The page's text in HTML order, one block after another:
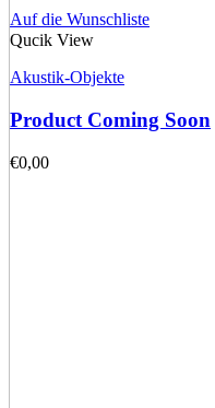
Auf die Wunschliste
Qucik View
Akustik-Objekte
Product Coming Soon
€0,00